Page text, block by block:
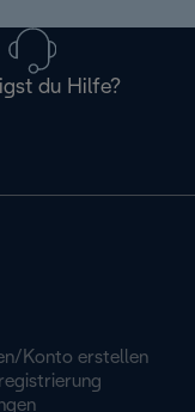
du Hilfe?
Konto erstellen